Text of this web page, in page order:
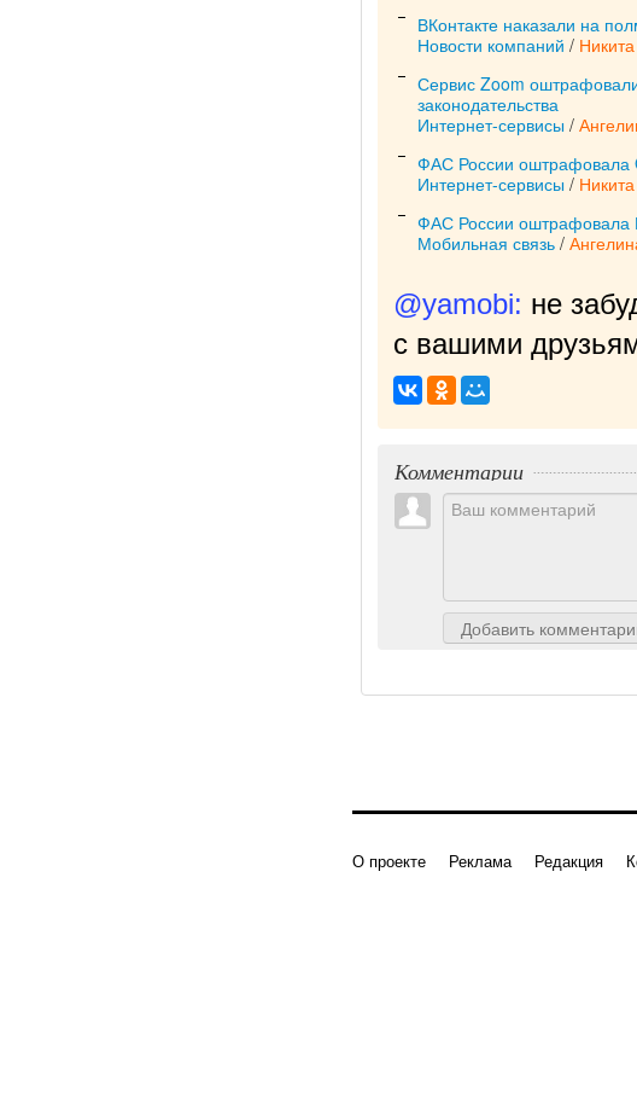
ВКонтакте наказали на
Новости компаний /
Сервис Zoom
законодательства
Интернет-сервисы /
ФАС России оштрафовала
Интернет-сервисы /
ФАС России оштрафовала
Мобильная связь /
@yamobi: не
с вашими
Комментарии
Добавить
О проекте Реклама Редакция